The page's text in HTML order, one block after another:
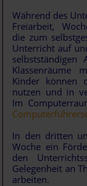
Während des
Freiarbeit,
die zum
Unterricht auf
Klassenräume
Kinder können
nutzen und in
Im
In den dritten
Woche ein
den
Gelegenheit an
arbeiten.